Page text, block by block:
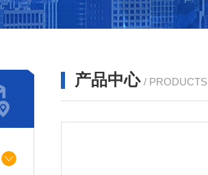
产品中心 / PRODUCTS